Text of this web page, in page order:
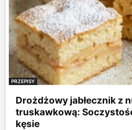
PRZEPISY
Drożdżowy jabłecznik z
truskawkową:
kęsie